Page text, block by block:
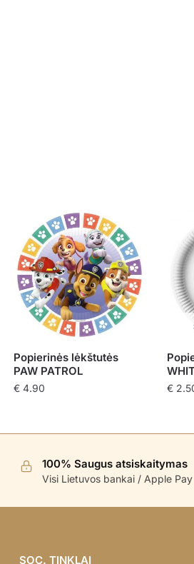
Popierinės lėkštutės
PAW PATROL
€ 4.90 €
100% Saugus atsiskaitymas
Visi Lietuvos bankai / Apple Pay
SOC. TINKLAI